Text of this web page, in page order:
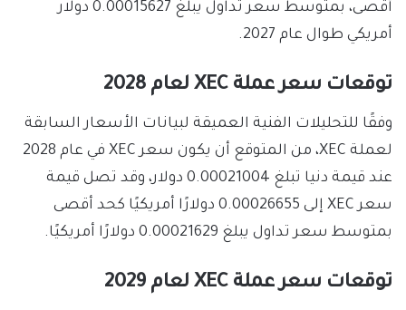
أقصى، بمتوسط ​​سعر تداول يبلغ 0.00015627 دولار
أمريكي طوال عام 2027.
توقعات سعر عملة XEC لعام 2028
وفقًا للتحليلات الفنية العميقة لبيانات الأسعار السابقة
لعملة XEC، من المتوقع أن يكون سعر XEC في عام 2028
عند قيمة دنيا تبلغ 0.00021004 دولار، وقد تصل قيمة
سعر XEC إلى 0.00026655 دولارًا أمريكيًا كحد أقصى
بمتوسط سعر تداول يبلغ 0.00021629 دولارًا أمريكيًا.
توقعات سعر عملة XEC لعام 2029